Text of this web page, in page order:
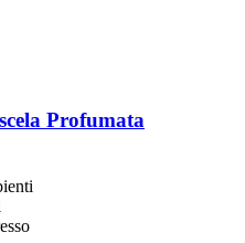
Profumata